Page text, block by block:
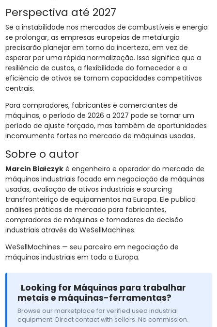
Perspectiva até 2027
Se a instabilidade nos mercados de combustíveis e energia
se prolongar, as empresas europeias de metalurgia
precisarão planejar em torno da incerteza, em vez de
esperar por uma rápida normalização. Isso significa que a
resiliência de custos, a flexibilidade do fornecedor e a
eficiência de ativos se tornam capacidades competitivas
centrais.
Para compradores, fabricantes e comerciantes de
máquinas, o período de 2026 a 2027 pode se tornar um
período de ajuste forçado, mas também de oportunidades
incomumente fortes no mercado de máquinas usadas.
Sobre o autor
Marcin Białczyké engenheiro e operador do mercado de
máquinas industriais focado em negociação de máquinas
usadas, avaliação de ativos industriais e sourcing
transfronteiriço de equipamentos na Europa. Ele publica
análises práticas de mercado para fabricantes,
compradores de máquinas e tomadores de decisão
industriais através da WeSellMachines.
WeSellMachines — seu parceiro em negociação de
máquinas industriais em toda a Europa.
Looking for Máquinas para trabalhar
metais e máquinas-ferramentas?
Browse our marketplace for verified used industrial
equipment. Direct contact with sellers. No commission.